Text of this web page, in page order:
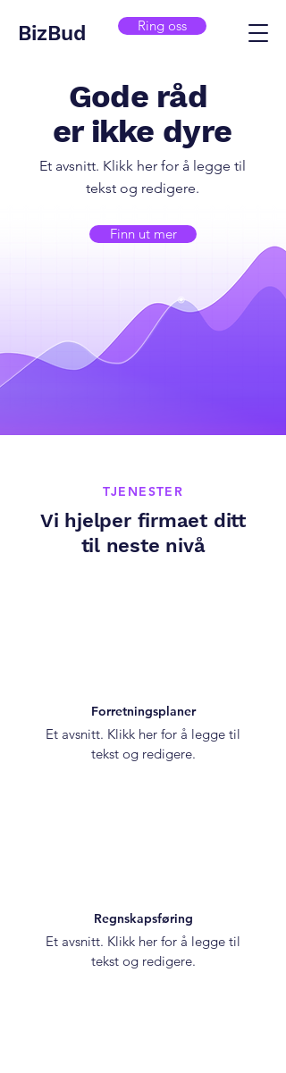
BizBud Ring oss
Gode råd
er ikke dyre
Et avsnitt. Klikk her for å legge til
tekst og redigere.
Finn ut mer
TJENESTER
Vi hjelper firmaet ditt
til neste nivå
Forretningsplaner
Et avsnitt. Klikk her for å legge til
tekst og redigere.
Regnskapsføring
Et avsnitt. Klikk her for å legge til
tekst og redigere.